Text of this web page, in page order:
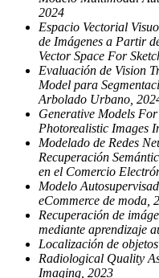
2024
Espacio Vectorial
de Imágenes a Partir
Vector Space For
Evaluación de Vision
Model para
Arbolado Urbano,
Generative Models
Photorealistic Images
Modelado de Redes
Recuperación
en el Comercio
Modelo
eCommerce de moda,
Recuperación de
mediante aprendizaje
Localización de
Radiological Quality
Imaging, 2023